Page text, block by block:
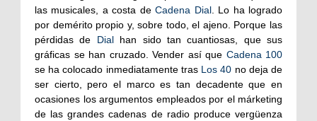
las musicales, a costa deCadena Dial. Lo ha logrado
por demérito propio y, sobre todo, el ajeno. Porque las
pérdidas de Dialhan sido tan cuantiosas, que sus
gráficas se han cruzado. Vender así que Cadena 100
se ha colocado inmediatamente tras Los 40 no deja de
ser cierto, pero el marco es tan decadente que en
ocasiones los argumentos empleados por el márketing
de las grandes cadenas de radio produce vergüenza